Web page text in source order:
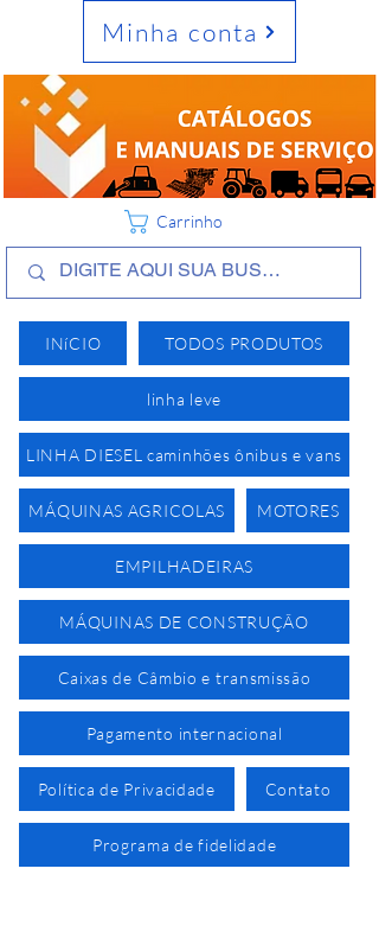
INíCIO TODOS PRODUTOS
linha leve
LINHA DIESEL caminhões ônibus e vans
MÁQUINAS AGRICOLAS MOTORES
EMPILHADEIRAS
MÁQUINAS DE CONSTRUÇÃO
Caixas de Câmbio e transmissão
Pagamento internacional
Política de Privacidade Contato
Programa de fidelidade
Minha conta
Carrinho